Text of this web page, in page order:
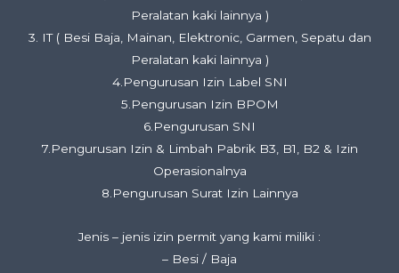
Peralatan kaki lainnya )
3. IT ( Besi Baja, Mainan, Elektronic, Garmen, Sepatu dan
Peralatan kaki lainnya )
4.Pengurusan Izin Label SNI
5.Pengurusan Izin BPOM
6.Pengurusan SNI
7.Pengurusan Izin & Limbah Pabrik B3, B1, B2 & Izin
Operasionalnya
8.Pengurusan Surat Izin Lainnya
Jenis – jenis izin permit yang kami miliki :
– Besi / Baja